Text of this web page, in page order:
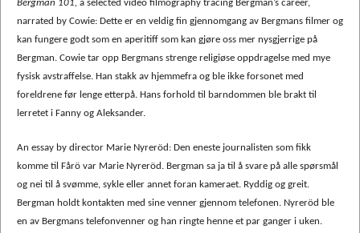
Bergman 101, a selected video filmography tracing Bergman’s career,
narrated by Cowie: Dette er en veldig fin gjennomgang av Bergmans filmer og
kan fungere godt som en aperitiff som kan gjøre oss mer nysgjerrige på
Bergman. Cowie tar opp Bergmans strenge religiøse oppdragelse med mye
fysisk avstraffelse. Han stakk av hjemmefra og ble ikke forsonet med
foreldrene før lenge etterpå. Hans forhold til barndommen ble brakt til
lerretet i Fanny og Aleksander.
An essay by director Marie Nyreröd: Den eneste journalisten som fikk
komme til Fårö var Marie Nyreröd. Bergman sa ja til å svare på alle spørsmål
og nei til å svømme, sykle eller annet foran kameraet. Ryddig og greit.
Bergman holdt kontakten med sine venner gjennom telefonen. Nyreröd ble
en av Bergmans telefonvenner og han ringte henne et par ganger i uken.